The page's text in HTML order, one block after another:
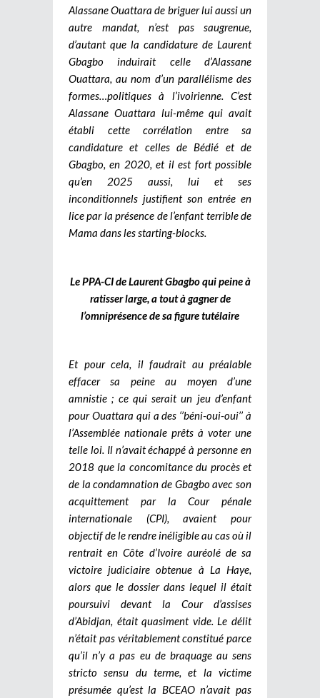
Alassane Ouattara de briguer lui aussi un
autre mandat, n’est pas saugrenue,
d’autant que la candidature de Laurent
Gbagbo induirait celle d’Alassane
Ouattara, au nom d’un parallélisme des
formes…politiques à l’ivoirienne. C’est
Alassane Ouattara lui-même qui avait
établi cette corrélation entre sa
candidature et celles de Bédié et de
Gbagbo, en 2020, et il est fort possible
qu’en 2025 aussi, lui et ses
inconditionnels justifient son entrée en
lice par la présence de l’enfant terrible de
Mama dans les starting-blocks.
Le PPA-CI de Laurent Gbagbo qui peine à
ratisser large, a tout à gagner de
l’omniprésence de sa figure tutélaire
Et pour cela, il faudrait au préalable
effacer sa peine au moyen d’une
amnistie ; ce qui serait un jeu d’enfant
pour Ouattara qui a des ‘’béni-oui-oui’’ à
l’Assemblée nationale prêts à voter une
telle loi. Il n’avait échappé à personne en
2018 que la concomitance du procès et
de la condamnation de Gbagbo avec son
acquittement par la Cour pénale
internationale (CPI), avaient pour
objectif de le rendre inéligible au cas où il
rentrait en Côte d’Ivoire auréolé de sa
victoire judiciaire obtenue à La Haye,
alors que le dossier dans lequel il était
poursuivi devant la Cour d’assises
d’Abidjan, était quasiment vide. Le délit
n’était pas véritablement constitué parce
qu’il n’y a pas eu de braquage au sens
stricto sensu du terme, et la victime
présumée qu’est la BCEAO n’avait pas